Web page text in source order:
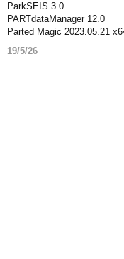
ParkSEIS 3.0
PARTdataManager 12.0
Parted Magic 2023.05.21
19/5/26